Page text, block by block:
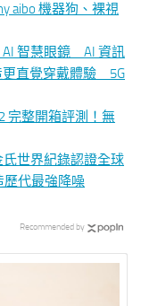
aibo 機器狗、裸視
AI 智慧眼鏡 AI 資訊
更直覺穿戴體驗 5G
完整開箱評測！無
世界紀錄認證全球
代最強降噪
Recommended by